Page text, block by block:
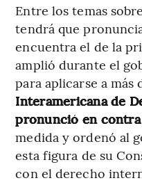
Entre los temas
tendrá que
encuentra el de la
amplió durante el
para aplicarse a más
Interamericana de
pronunció en
medida y ordenó al
esta figura de su
con el derecho